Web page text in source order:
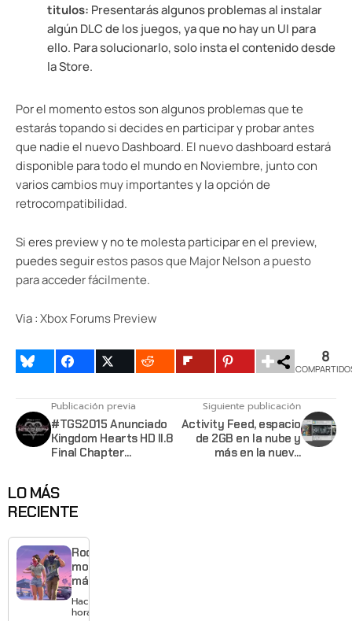
titulos: Presentarás algunos problemas al instalar
algún DLC de los juegos, ya que no hay un UI para
ello. Para solucionarlo, solo insta el contenido desde
la Store.
Por el momento estos son algunos problemas que te
estarás topando si decides en participar y probar antes
que nadie el nuevo Dashboard. El nuevo dashboard estará
disponible para todo el mundo en Noviembre, junto con
varios cambios muy importantes y la opción de
retrocompatibilidad.
Si eres preview y no te molesta participar en el preview,
puedes seguirestos pasos que Major Nelson a puesto
para acceder fácilmente.
Via :Xbox Forums Preview
8
Publicación previa
#TGS2015 Anunciado
Kingdom Hearts HD II.8
Final Chapter
Siguiente publicación
Activity Feed, espacio
de 2GB en la nube y
más en la nueva
LO MÁS
RECIENTE
Rockstar
mostrará
más de
GTA 6 en
agosto
Hace 3
horas